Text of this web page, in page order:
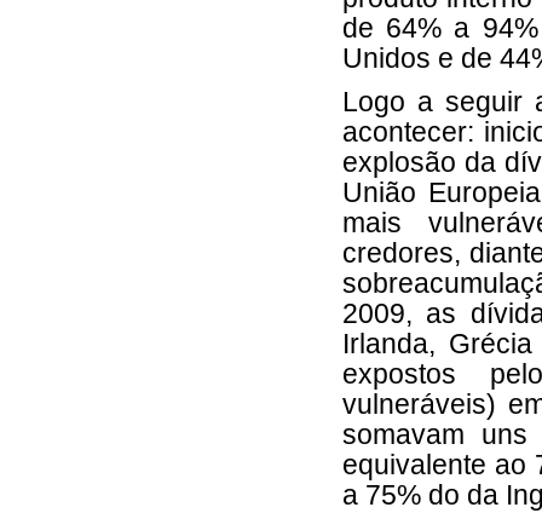
de 64% a
Unidos e de
Logo a seguir
acontecer:
explosão da
União
mais
credores,
2009, as
Irlanda,
expostos
vulneráveis)
somavam
equivalente ao
a 75% do da